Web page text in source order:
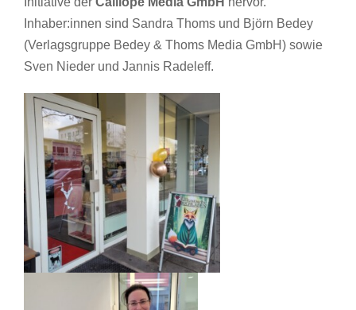
Inhaber:innen sind Sandra Thoms und Björn Bedey
(Verlagsgruppe Bedey & Thoms Media GmbH) sowie
Sven Nieder und Jannis Radeleff.